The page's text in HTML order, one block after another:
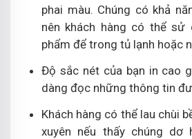
phai màu. Chúng có khả
nên khách hàng có thể sử
phẩm để trong tủ lạnh hoặc
Độ sắc nét của bạn in cao
dàng đọc những thông tin
Khách hàng có thể lau chùi
xuyên nếu thấy chúng dơ